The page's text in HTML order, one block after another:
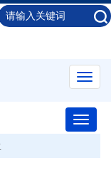
Toggle